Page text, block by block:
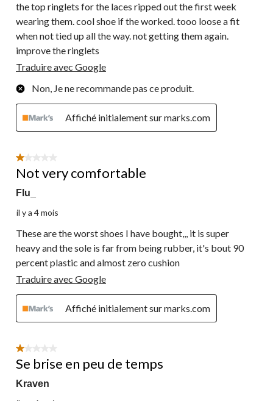
the top ringlets for the laces ripped out the first week
wearing them. cool shoe if the worked. tooo loose a fit
when not tied up all the way. not getting them again.
improve the ringlets
Traduire avec Google
Non, Je ne recommande pas ce produit.
Affiché initialement sur marks.com
1 étoile(s) sur 5.
Not very comfortable
Flu_
il y a 4 mois
These are the worst shoes I have bought,,, it is super
heavy and the sole is far from being rubber, it's bout 90
percent plastic and almost zero cushion
Traduire avec Google
Affiché initialement sur marks.com
1 étoile(s) sur 5.
Se brise en peu de temps
Kraven